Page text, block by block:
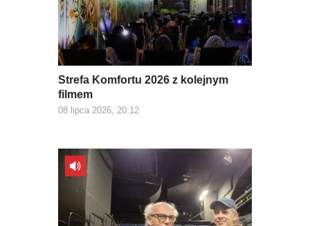
Strefa Komfortu 2026 z kolejnym
filmem
08 lipca 2026, 20:12